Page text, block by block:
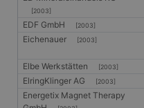
[2003]
EDF GmbH [2003]
Eichenauer [2003]
Elbe Werkstätten [2003]
ElringKlinger AG [2003]
Energetix Magnet Therapy